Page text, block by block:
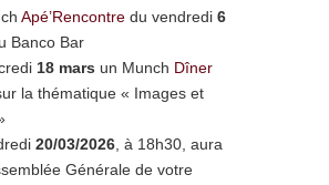
Apé’Rencontre du vendredi 6
Banco Bar
18 mars un Munch Dîner
la thématique « Images et
20/03/2026 , à 18h30, aura
Générale de votre